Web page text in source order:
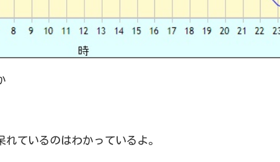
ているのはわかっているよ。